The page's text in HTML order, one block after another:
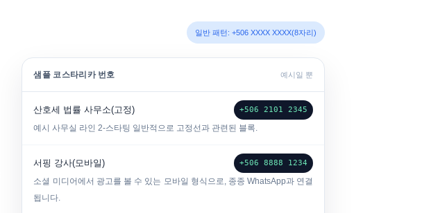
일반 패턴: +506 XXXX XXXX(8자리)
샘플 코스타리카 번호 예시일 뿐
산호세 법률 사무소(고정) +506 2101 2345
예시 사무실 라인2-스타팅 일반적으로 고정선과 관련된 블록.
서핑 강사(모바일) +506 8888 1234
소셜 미디어에서 광고를 볼 수 있는 모바일 형식으로, 종종 WhatsApp과 연결
됩니다.